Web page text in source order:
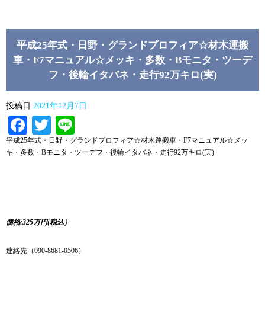
平成25年式・日野・グランドプロフィア☆材木運搬
車・F7マニュアル☆メッキ・多数・Bモニタ・ツーデ
フ・後輪イタバネ・走行92万キロ(実)
投稿日 2021年12月7日
Facebook
Twitter
平成25年式・日野・グランドプロフィア☆材木運搬車・F7マニュアル☆メッ
キ・多数・Bモニタ・ツーデフ・後輪イタバネ・走行92万キロ(実)
価格:325万円(税込）
連絡先（090-8681-0506）